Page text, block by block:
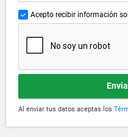
Acepto recibir información
Al enviar tus datos aceptas los